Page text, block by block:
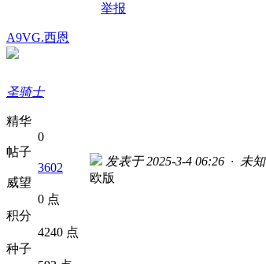
举报
A9VG.西恩
圣骑士
精华
0
帖子
3602
威望
0 点
积分
4240 点
种子
发表于 2025-3-4 06:26 · 未知
欧版